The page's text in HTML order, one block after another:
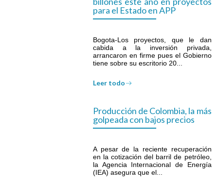
para el Estado en APP
Bogota-Los proyectos, que le dan
cabida a la inversión privada,
arrancaron en firme pues el Gobierno
tiene sobre su escritorio 20...
Leer todo
Producción de Colombia, la más
golpeada con bajos precios
A pesar de la reciente recuperación
en la cotización del barril de petróleo,
la Agencia Internacional de Energía
(IEA) asegura que el...